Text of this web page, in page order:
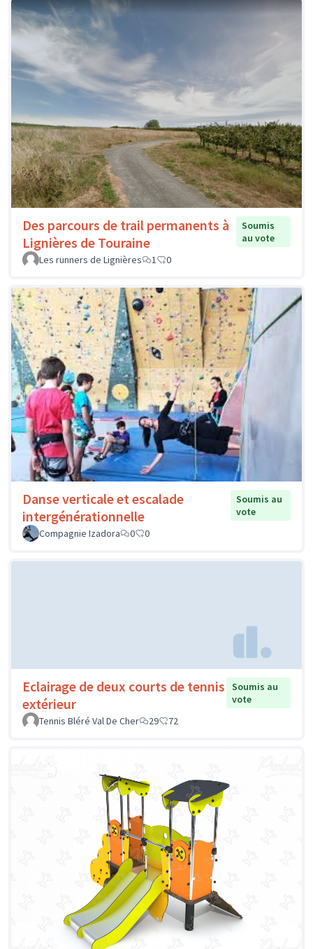
Des parcours de trail permanents à
Lignières de Touraine
Soumis
au vote
Les runners de Lignières
1 0
Danse verticale et escalade
intergénérationnelle
Soumis au
vote
Compagnie Izadora
0 0
Eclairage de deux courts de tennis
extérieur
Soumis au
vote
Tennis Bléré Val De Cher
29 72